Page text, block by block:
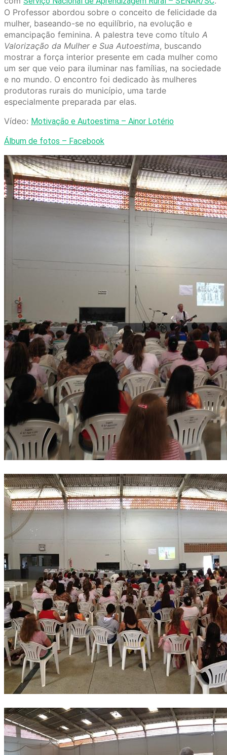
O Professor abordou sobre o conceito de felicidade da
mulher, baseando-se no equilíbrio, na evolução e
emancipação feminina. A palestra teve como título A
Valorização da Mulher e Sua Autoestima, buscando
mostrar a força interior presente em cada mulher como
um ser que veio para iluminar nas famílias, na sociedade
e no mundo. O encontro foi dedicado às mulheres
produtoras rurais do município, uma tarde
especialmente preparada par elas.
Vídeo: Motivação e Autoestima – Ainor Lotério
Álbum de fotos – Facebook